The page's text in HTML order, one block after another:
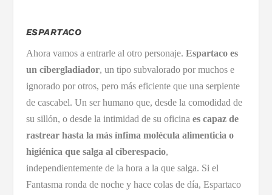
ESPARTACO
Ahora vamos a entrarle al otro personaje. Espartaco es
un cibergladiador, un tipo subvalorado por muchos e
ignorado por otros, pero más eficiente que una serpiente
de cascabel. Un ser humano que, desde la comodidad de
su sillón, o desde la intimidad de su oficina es capaz de
rastrear hasta la más ínfima molécula alimenticia o
higiénica que salga al ciberespacio,
independientemente de la hora a la que salga. Si el
Fantasma ronda de noche y hace colas de día, Espartaco